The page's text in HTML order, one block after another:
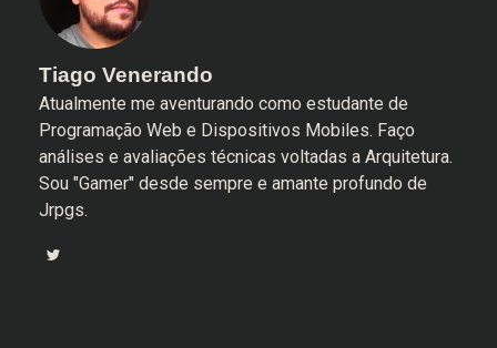
Tiago Venerando
Atualmente me aventurando como estudante de
Programação Web e Dispositivos Mobiles. Faço
análises e avaliações técnicas voltadas a Arquitetura.
Sou "Gamer" desde sempre e amante profundo de
Jrpgs.